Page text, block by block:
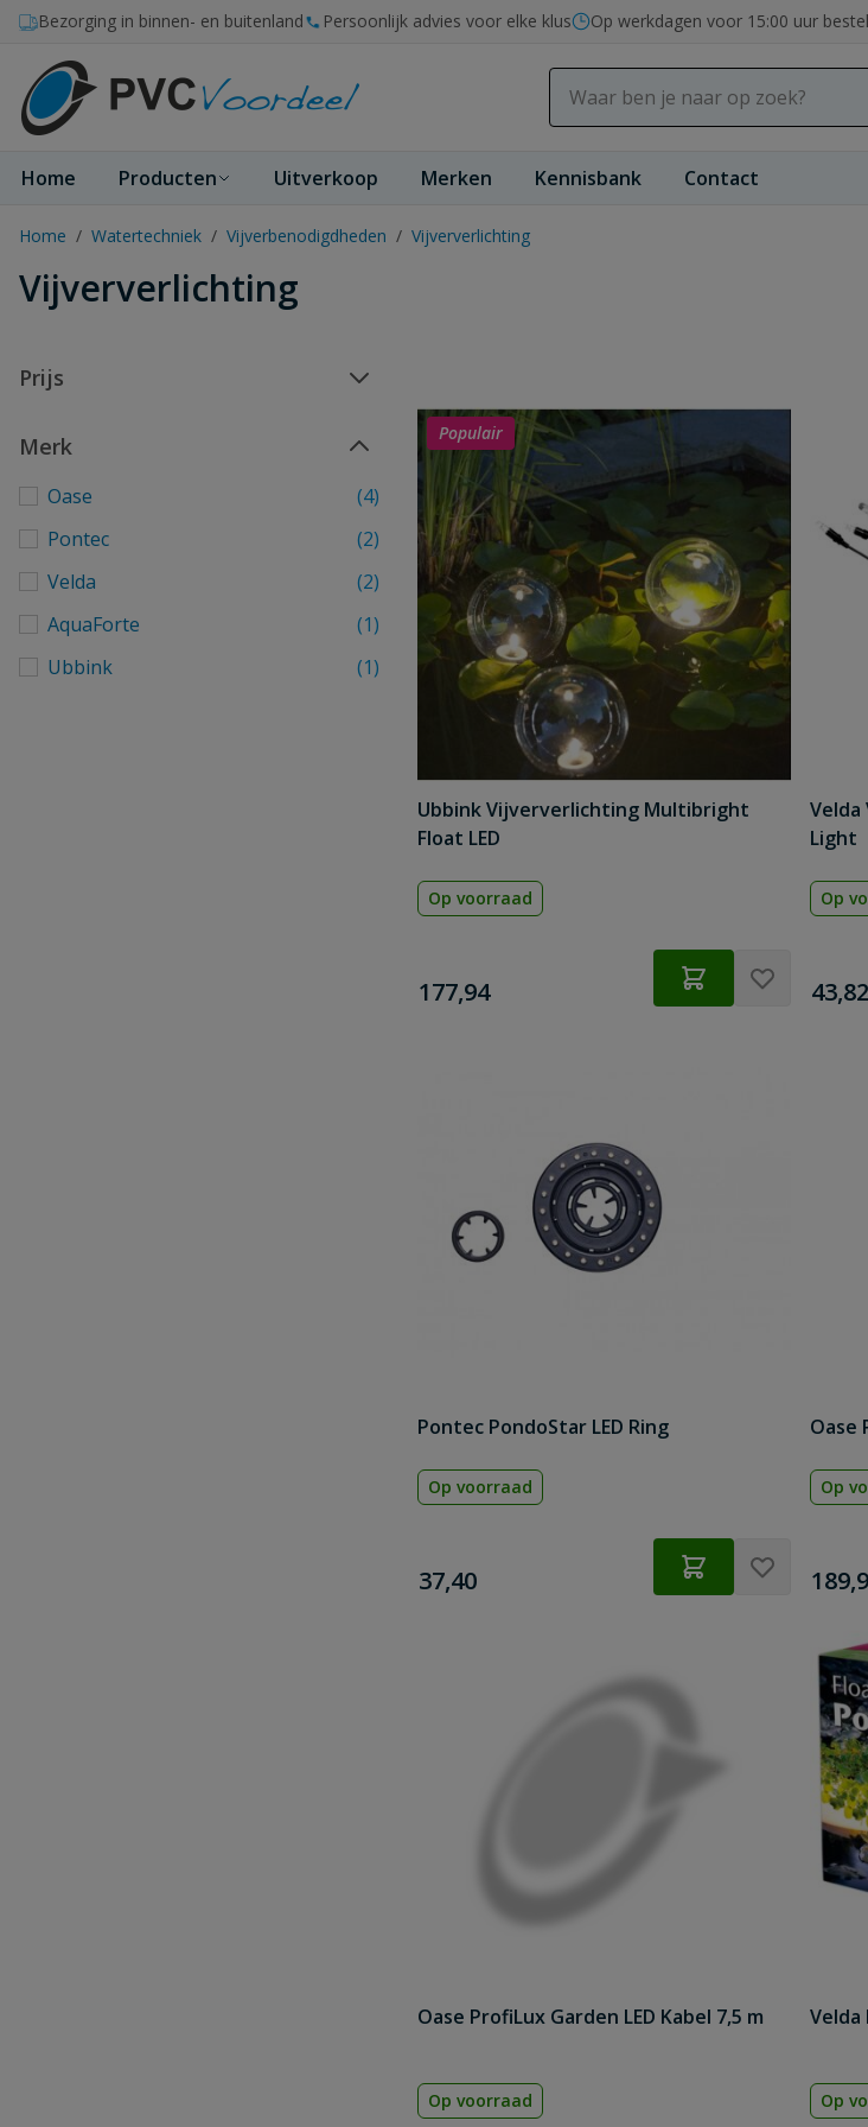
Ga naar de inhoud
Bezorging in binnen- en buitenland Persoonlijk advies voor elke klus Op werkdagen voor 15:00 uur
Home Producten Uitverkoop Merken Kennisbank Contact
Home / Watertechniek / Vijverbenodigdheden / Vijververlichting
Vijververlichting
Prijs
Merk
Oase
(4)
Pontec
(2)
Velda
(2)
AquaForte
(1)
Ubbink
(1)
Populair
Ubbink Vijververlichting Multibright
Float LED
Op voorraad
€
177,94
Light
Op
€
43,82
Pontec PondoStar LED Ring
Op voorraad
€
37,40
Oase
Op
€
Oase ProfiLux Garden LED Kabel 7,5 m
Op voorraad
Velda
Op